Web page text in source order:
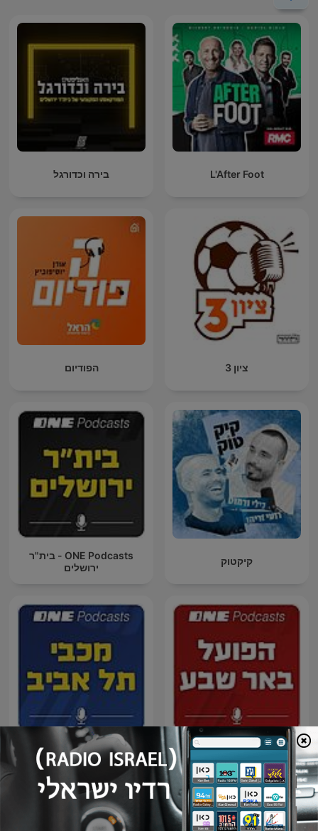
L'After Foot בירה וכדורגל
ציון 3 הפודיום
קיקטוק
ONE Podcasts - בית"ר
ירושלים
ONE Podcasts - הפועל באר
שבע
ONE Podcasts - מכבי ת"א